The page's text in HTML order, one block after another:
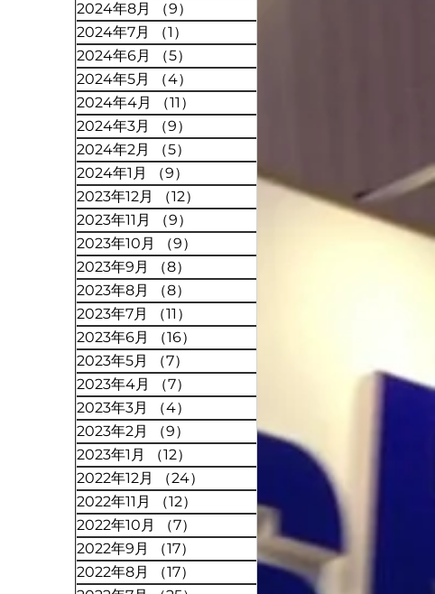
2024年8月
（9）
2024年7月
（1）
2024年6月
（5）
2024年5月
（4）
2024年4月
（11）
2024年3月
（9）
2024年2月
（5）
2024年1月
（9）
2023年12月
（12）
2023年11月
（9）
2023年10月
（9）
2023年9月
（8）
2023年8月
（8）
2023年7月
（11）
2023年6月
（16）
2023年5月
（7）
2023年4月
（7）
2023年3月
（4）
2023年2月
（9）
2023年1月
（12）
2022年12月
（24）
2022年11月
（12）
12件の記事
2022年10月
（7）
7件の記事
2022年9月
（17）
17件の記事
2022年8月
（17）
17件の記事